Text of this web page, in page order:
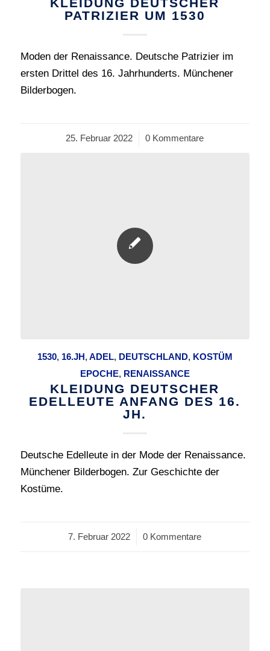
PATRIZIER UM 1530
Moden der Renaissance. Deutsche Patrizier im
ersten Drittel des 16. Jahrhunderts. Münchener
Bilderbogen.
25. Februar 2022
/ 0 Kommentare
1530, 16.JH,ADEL, DEUTSCHLAND, KOSTÜM
EPOCHE, RENAISSANCE
KLEIDUNG DEUTSCHER
EDELLEUTE ANFANG DES 16.
JH.
Deutsche Edelleute in der Mode der Renaissance.
Münchener Bilderbogen. Zur Geschichte der
Kostüme.
7. Februar 2022
/ 0 Kommentare